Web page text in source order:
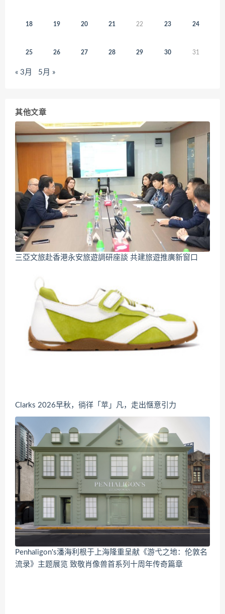
18 19 20 21 22 23 24
25 26 27 28 29 30 31
« 3月 5月 »
其他文章
三亞文旅赴香港永安旅遊調研座談 共建旅遊推廣新窗口
Clarks 2026早秋，徜徉「苹」凡，走出惬意引力
Penhaligon's潘海利根于上海隆重呈献《游弋之地：伦敦名
流录》主题展览 致敬肖像兽首系列十周年传奇篇章